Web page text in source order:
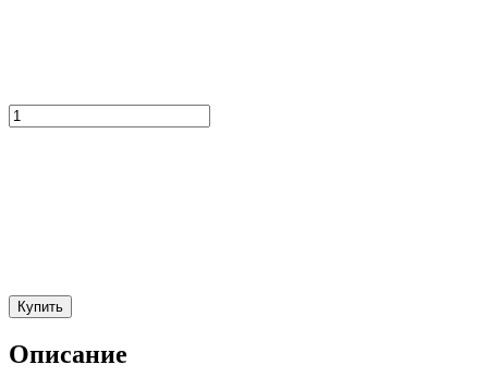
Купить
Описание